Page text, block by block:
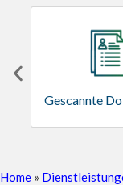
Gescannte
Home »